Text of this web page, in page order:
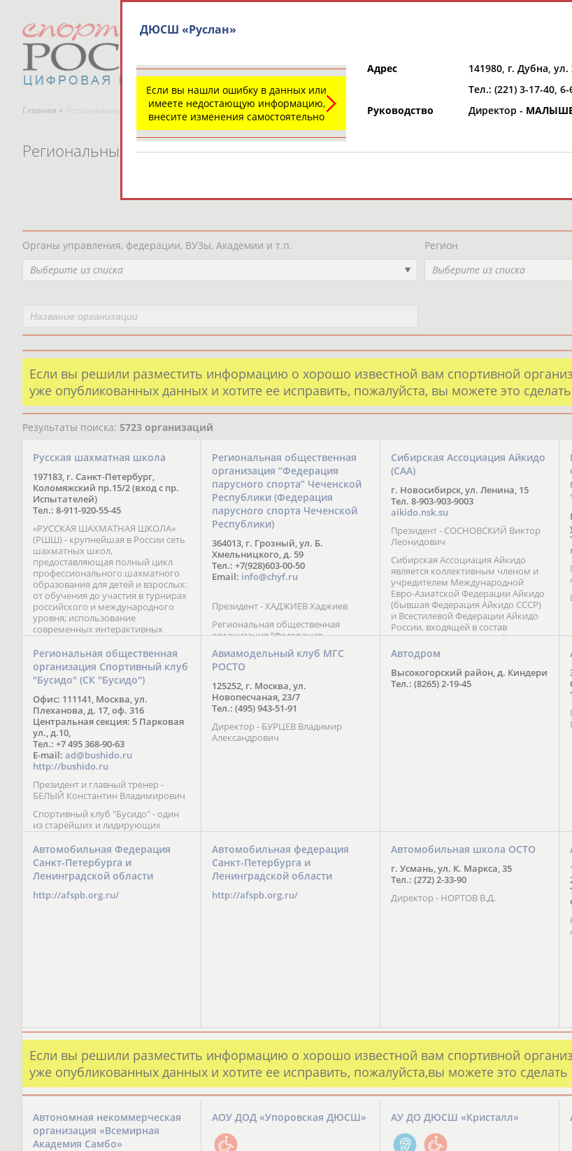
Главная » Региональные спортивные организации
РЕСУРСНАЯ ПЛОЩАДКА
Региональные спортивные организации
Органы управления, федерации, ВУЗы, Академии и т.п.
Выберите из списка
Регион
Выберите из списка
Если вы решили разместить информацию о хорошо известной вам спортивной
уже опубликованных данных и хотите ее исправить, пожалуйста, вы можете это
Результаты поиска: 5723 организаций
Русская шахматная школа
197183, г. Санкт-Петербург,
Коломяжский пр.15/2 (вход с пр.
Испытателей)
Тел.: 8-911-920-55-45
«РУССКАЯ ШАХМАТНАЯ ШКОЛА»
(РШШ) - крупнейшая в России сеть
шахматных школ,
предоставляющая полный цикл
профессионального шахматного
образования для детей и взрослых:
от обучения до участия в турнирах
российского и международного
уровня; использование
современных интерактивных
методик подачи материала;
обучение на русском и английском
языках; специалисты с опытом
преподавания более 20 лет;
направленность на общее
развитие ребенка: проведение
творческих мастер-классов, уроков
по истории и литературе,
организация регулярных
шахматных сборов на спортивных
базах и в детских лагерях,
проведение встреч с выдающимися
шахматистами; корпоративное
обучение; онлайн обучение в
форме вебинаров и
индивидуальных занятий, круглые
столы российских и
международных тренеров,
трансляция мероприятий и
турниров.
Региональная общественная
организация “Федерация
парусного спорта” Чеченской
Республики (Федерация
парусного спорта Чеченской
Республики)
364013, г. Грозный, ул. Б.
Хмельницкого, д. 59
Тел.: +7(928)603-00-50
Email: info@chyf.ru
Президент - ХАДЖИЕВ Хаджиев
Региональная общественная
организация “Федерация
парусного спорта” Чеченской
Республики начала свою
деятельность в декабре 2016 года.
Миссия федерации состоит в
популяризации парусного спорта,
привлечении и содействии
развитию спорта в этом регионе и
спортсменов на российских и
международных соревнованиях.
Сибирская Ассоциация Айкидо
(САА)
г. Новосибирск, ул. Ленина, 15
Тел. 8-903-903-9003
aikido.nsk.su
Президент - СОСНОВСКИЙ Виктор
Леонидович
Сибирская Ассоциация Айкидо
является коллективным членом и
учредителем Международной
Евро-Азиатской Федерации Айкидо
(бывшая Федерация Айкидо СССР)
и Всестилевой Федерации Айкидо
России, входящей в состав
Национального Совета Айкидо
России, президентом которого
является С. В. Киреенко
Региональная общественная
организация Спортивный клуб
"Бусидо" (СК "Бусидо")
Офис: 111141, Москва, ул.
Плеханова, д. 17, оф. 316
Центральная секция: 5 Парковая
ул., д.10,
Тел.: +7 495 368-90-63
E-mail: ad@bushido.ru
http://bushido.ru
Президент и главный тренер -
БЕЛЫЙ Константин Владимирович
Спортивный клуб "Бусидо" - один
из старейших и лидирующих
клубов России, изучающих и
развивающих различные боевые
искусства и, прежде всего, каратэ
Кёкусинкай - первого в мире стиля
контактного каратэ, получившего
огромное развитие во всем
мире. Однако, спектр интересов
Авиамодельный клуб МГС
РОСТО
125252, г. Москва, ул.
Новопесчаная, 23/7
Тел.: (495) 943-51-91
Директор - БУРЦЕВ Владимир
Александрович
Автодром
Высокогорский район, д. Киндери
Тел.: (8265) 2-19-45
Автомобильная Федерация
Санкт-Петербурга и
Ленинградской области
http://afspb.org.ru/
Автомобильная федерация
Санкт-Петербурга и
Ленинградской области
http://afspb.org.ru/
Автомобильная школа ОСТО
г. Усмань, ул. К. Маркса, 35
Тел.: (272) 2-33-90
Директор - НОРТОВ В.Д.
Если вы решили разместить информацию о хорошо известной вам спортивной
уже опубликованных данных и хотите ее исправить, пожалуйста,вы можете это сделать
Автономная некоммерческая
организация «Всемирная
Академия Самбо»
АОУ ДОД «Упоровская ДЮСШ» АУ ДО ДЮСШ «Кристалл»
ДЮСШ «Руслан»
Если вы нашли ошибку в данных или
имеете недостающую информацию,
внесите изменения самостоятельно
Адрес
141980, г. Дубна,
Тел.: (221) 3-17-40, 6-
Руководство
Директор -